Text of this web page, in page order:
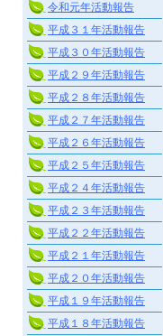
令和元年活動報告
平成３１年活動報告
平成３０年活動報告
平成２９年活動報告
平成２８年活動報告
平成２７年活動報告
平成２６年活動報告
平成２５年活動報告
平成２４年活動報告
平成２３年活動報告
平成２２年活動報告
平成２１年活動報告
平成２０年活動報告
平成１９年活動報告
平成１８年活動報告